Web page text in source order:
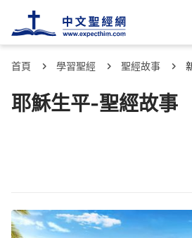
首頁 學習聖經 聖經故事
耶穌生平-聖經故事